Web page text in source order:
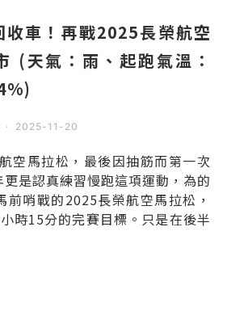
收車！再戰2025長榮航空
(天氣：雨、起跑氣溫：
2025-11-20
空馬拉松，最後因抽筋而第一次
是認真練習慢跑這項運動，為的
前哨戰的2025長榮航空馬拉松，
時15分的完賽目標。只是在後半